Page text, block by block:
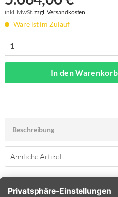
inkl. MwSt. zzgl. Versandkosten
Ware ist im Zulauf
In denWarenkorb
Beschreibung
Ähnliche Artikel
SERVICE HOTLINE